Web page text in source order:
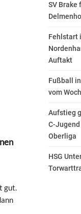
gut.
SV
Fehlstart
Auftakt
Fußball
vom
Aufstieg
C-
Oberliga
HSG